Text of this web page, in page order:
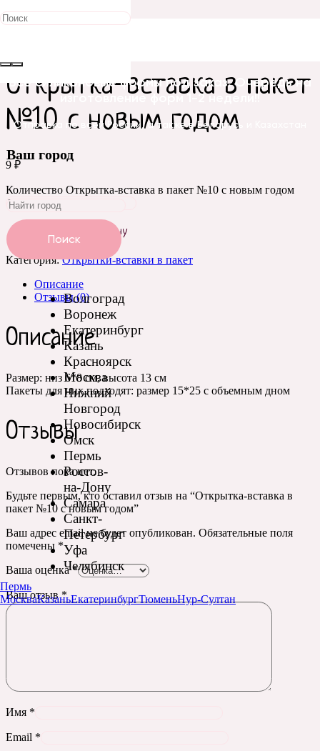
Все силиконовые формы под заказ. Очередь на
изготовление форм 1-2 недели!!
Отправка по всей России, а также в Беларусь и Казахстан
Ваш город
Поиск
Волгоград
Воронеж
Екатеринбург
Казань
Красноярск
Москва
Нижний
Новгород
Новосибирск
Омск
Пермь
Ростов-
на-Дону
Самара
Санкт-
Петербург
Уфа
Челябинск
Пермь
МоскваКазаньЕкатеринбургТюменьНур-Султан
Главная/Бирки, открытки, этикетки
Открытка-вставка в пакет
№10 с новым годом
9 ₽
Количество Открытка-вставка в пакет №10 с новым годом
Добавить в корзину
Категория:Открытки-вставки в пакет
Описание
Отзывы (0)
Описание
Размер: низ 6*8 см, высота 13 см
Пакеты для них подходят: размер 15*25 с объемным дном
Отзывы
Отзывов пока нет.
Будьте первым, кто оставил отзыв на “Открытка-вставка в
пакет №10 с новым годом”
Ваш адрес email не будет опубликован. Обязательные поля
помечены *
Ваша оценка*
Ваш отзыв*
Имя *
Email *